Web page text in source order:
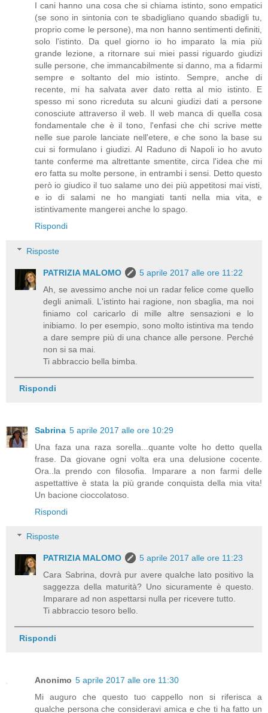
I cani hanno una cosa che si chiama istinto, sono empatici
(se sono in sintonia con te sbadigliano quando sbadigli tu,
proprio come le persone), ma non hanno sentimenti definiti,
solo l'istinto. Da quel giorno io ho imparato la mia più
grande lezione, a ritornare sui miei passi riguardo giudizi
sulle persone, che immancabilmente si danno, ma a fidarmi
sempre e soltanto del mio istinto. Sempre, anche di
recente, mi ha salvata aver dato retta al mio istinto. E
spesso mi sono ricreduta su alcuni giudizi dati a persone
conosciute attraverso il web. Il web manca di quella cosa
fondamentale che è il tono, l'enfasi che chi scrive mette
nelle sue parole lanciate nell'etere, e che sono la base su
cui si formulano i giudizi. Al Raduno di Napoli io ho avuto
tante conferme ma altrettante smentite, circa l'idea che mi
ero fatta su molte persone, in entrambi i sensi. Detto questo
però io giudico il tuo salame uno dei più appetitosi mai visti,
e io di salami ne ho mangiati tanti nella mia vita, e
istintivamente mangerei anche lo spago.
Rispondi
Risposte
PATRIZIA MALOMO
5 aprile 2017 alle ore 11:22
Ah, se avessimo anche noi un radar felice come quello
degli animali. L'istinto hai ragione, non sbaglia, ma noi
finiamo col caricarlo di mille altre sensazioni e lo
inibiamo. Io per esempio, sono molto istintiva ma tendo
a dare sempre più di una chance alle persone. Perché
non si sa mai.
Ti abbraccio bella bimba.
Rispondi
Sabrina 5 aprile 2017 alle ore 10:29
Una faza una raza sorella...quante volte ho detto quella
frase. Da giovane ogni volta era una delusione cocente.
Ora..la prendo con filosofia. Imparare a non farmi delle
aspettattive è stata la più grande conquista della mia vita!
Un bacione cioccolatoso.
Rispondi
Risposte
PATRIZIA MALOMO
5 aprile 2017 alle ore 11:23
Cara Sabrina, dovrà pur avere qualche lato positivo la
saggezza della maturità? Uno sicuramente è questo.
Imparare ad non aspettarsi nulla per ricevere tutto.
Ti abbraccio tesoro bello.
Rispondi
Anonimo 5 aprile 2017 alle ore 11:30
Mi auguro che questo tuo cappello non si riferisca a
qualche persona che consideravi amica e che ti ha fatto un